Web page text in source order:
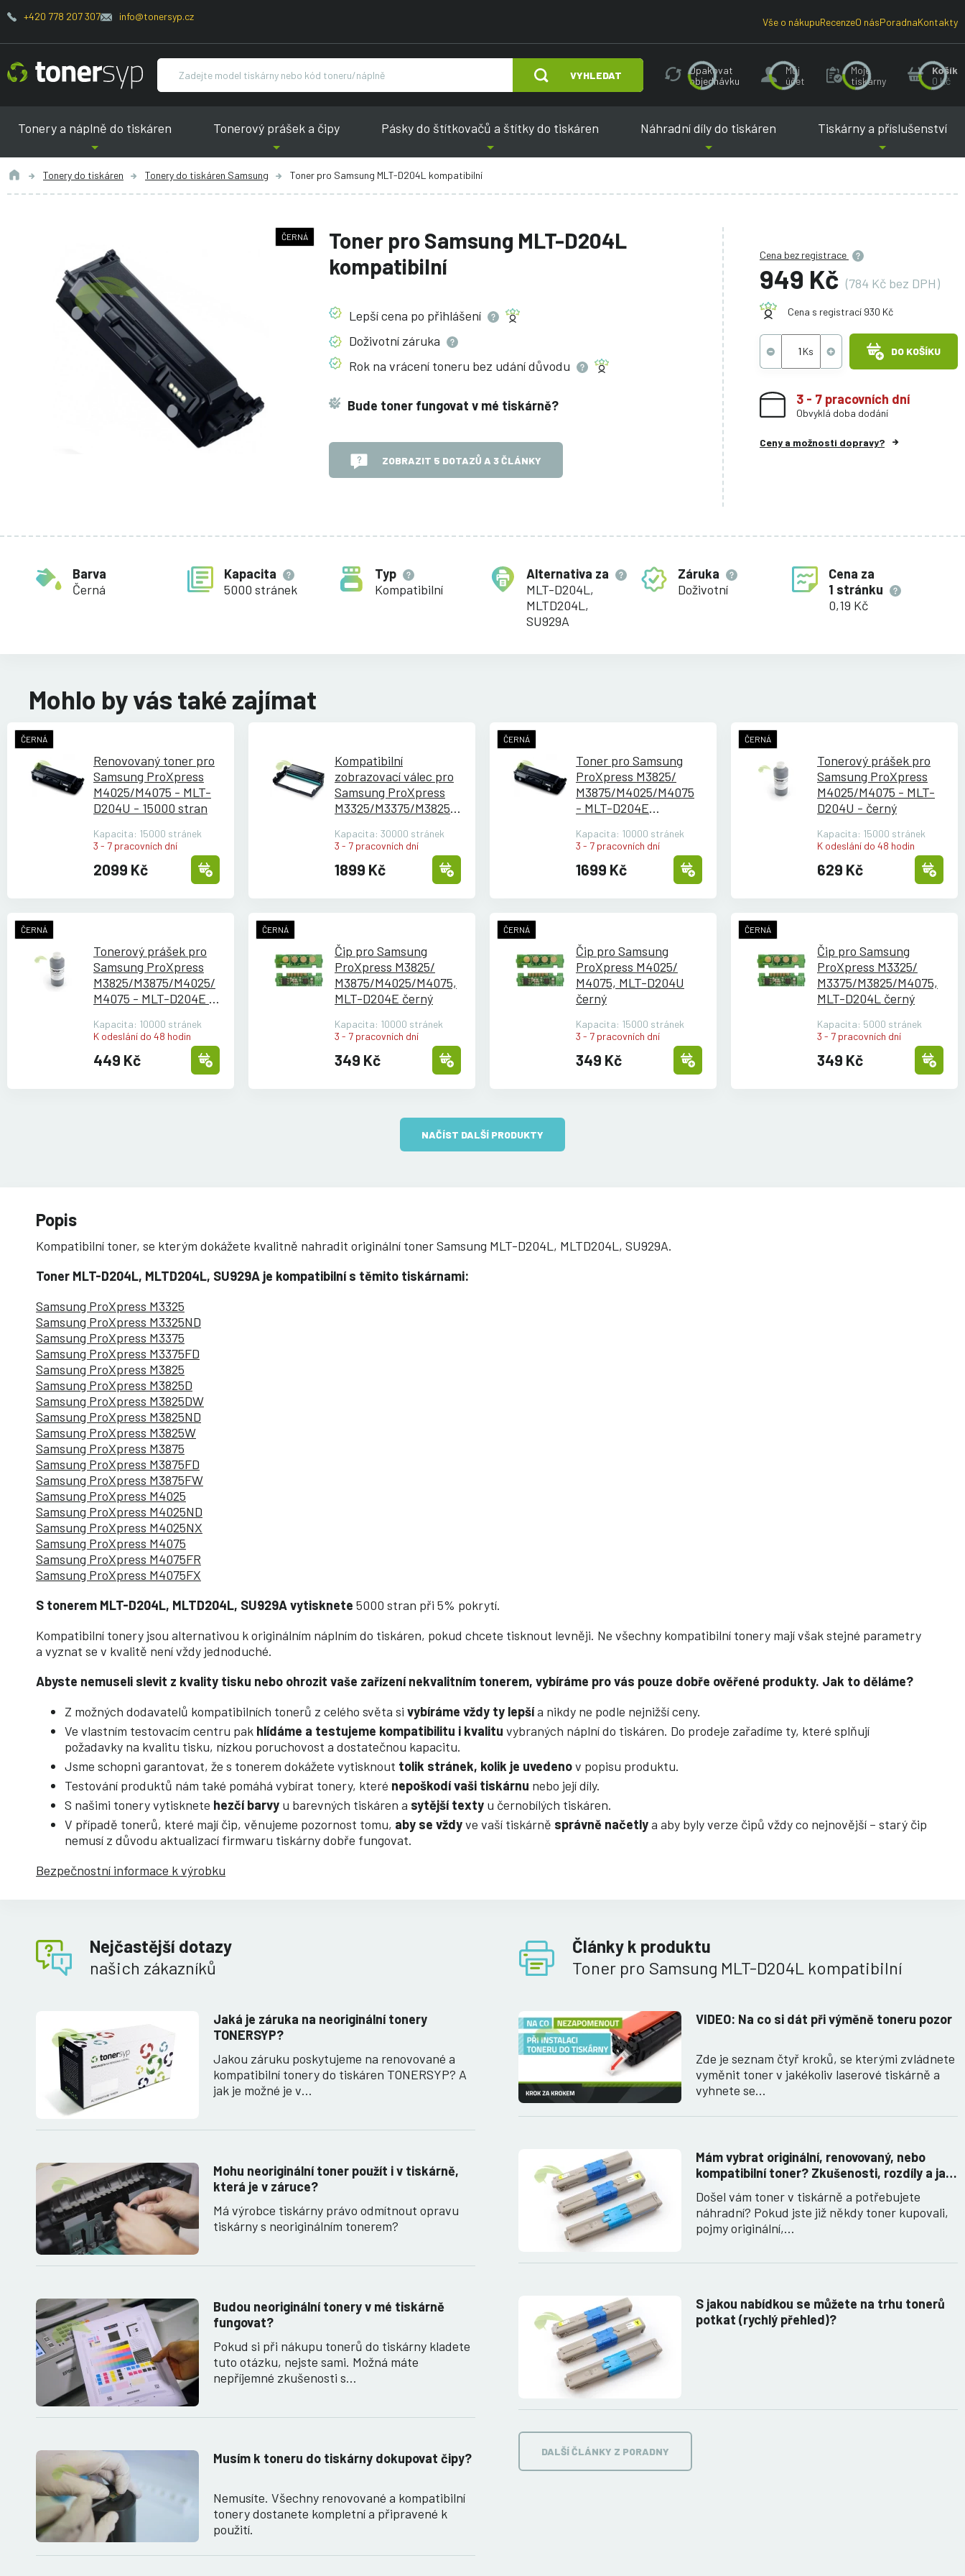
+420 778 207 307 info@tonersyp.cz Vše o nákupuRecenzeO násPoradnaKontakty
VYHLEDAT
Opakovat
objednávku
Můj
účet
Moje
tiskárny
Košík
0 Kč
Tonery a náplně do tiskáren Tonerový prášek a čipy Pásky do štítkovačů a štítky do tiskáren Náhradní díly do tiskáren Tiskárny a příslušenství
Tonery do tiskáren Tonery do tiskáren Samsung Toner pro Samsung MLT-D204L kompatibilní
ČERNÁ
Toner pro Samsung MLT-D204L
kompatibilní
Lepší cena po přihlášení
Doživotní záruka
Rok na vrácení toneru bez udánídůvodu
Bude toner fungovat v mé tiskárně?
ZOBRAZIT 5 DOTAZŮ A 3 ČLÁNKY
Cena bez registrace
949 Kč (784 Kč bez DPH)
Cena s registrací 930 Kč
DO KOŠÍKU
3 - 7 pracovních dní
Obvyklá doba dodání
Ceny a možnosti dopravy?
Barva
Černá
Kapacita
5000 stránek
Typ
Kompatibilní
Alternativa za
MLT-D204L,
MLTD204L,
SU929A
Záruka
Doživotní
Cena za
1 stránku
0,19 Kč
Mohlo by vás také zajímat
ČERNÁ
Renovovaný toner pro
Samsung ProXpress
M4025/M4075 - MLT-
D204U - 15000 stran
Kapacita: 15000 stránek
3 - 7 pracovních dní
2099 Kč
Kompatibilní
zobrazovací válec pro
Samsung ProXpress
M3325/M3375/M3825 -
30000 s
Kapacita: 30000 stránek
3 - 7 pracovních dní
1899 Kč
ČERNÁ
Toner pro Samsung
ProXpress M3825/
M3875/M4025/M4075
- MLT-D204E
Kapacita: 10000 stránek
3 - 7 pracovních dní
1699 Kč
ČERNÁ
Tonerový prášek pro
Samsung ProXpress
M4025/M4075 - MLT-
D204U - černý
Kapacita: 15000 stránek
K odeslání do 48 hodin
629 Kč
ČERNÁ
Tonerový prášek pro
Samsung ProXpress
M3825/M3875/M4025/
M4075 - MLT-D204E -
Kapacita: 10000 stránek
K odeslání do 48 hodin
449 Kč
ČERNÁ
Čip pro Samsung
ProXpress M3825/
M3875/M4025/M4075,
MLT-D204E černý
Kapacita: 10000 stránek
3 - 7 pracovních dní
349 Kč
ČERNÁ
Čip pro Samsung
ProXpress M4025/
M4075, MLT-D204U
černý
Kapacita: 15000 stránek
3 - 7 pracovních dní
349 Kč
ČERNÁ
Čip pro Samsung
ProXpress M3325/
M3375/M3825/M4075,
MLT-D204L černý
Kapacita: 5000 stránek
3 - 7 pracovních dní
349 Kč
NAČÍST DALŠÍ PRODUKTY
Popis
Kompatibilní toner, se kterým dokážete kvalitně nahradit originální toner Samsung MLT-D204L, MLTD204L, SU929A.
Toner MLT-D204L, MLTD204L, SU929A je kompatibilní s těmito tiskárnami:
Samsung ProXpress M3325
Samsung ProXpress M3325ND
Samsung ProXpress M3375
Samsung ProXpress M3375FD
Samsung ProXpress M3825
Samsung ProXpress M3825D
Samsung ProXpress M3825DW
Samsung ProXpress M3825ND
Samsung ProXpress M3825W
Samsung ProXpress M3875
Samsung ProXpress M3875FD
Samsung ProXpress M3875FW
Samsung ProXpress M4025
Samsung ProXpress M4025ND
Samsung ProXpress M4025NX
Samsung ProXpress M4075
Samsung ProXpress M4075FR
Samsung ProXpress M4075FX
S tonerem MLT-D204L, MLTD204L, SU929A vytisknete 5000 stran při 5% pokrytí.
Kompatibilní tonery jsou alternativou k originálním náplním do tiskáren, pokud chcete tisknout levněji. Ne všechny kompatibilní tonery mají však stejné parametry
a vyznat se v kvalitě není vždy jednoduché.
Abyste nemuseli slevit z kvality tisku nebo ohrozit vaše zařízení nekvalitním tonerem, vybíráme pro vás pouze dobře ověřené produkty. Jak to děláme?
Z možných dodavatelů kompatibilních tonerů z celého světa si vybíráme vždy ty lepšía nikdy ne podle nejnižší ceny.
Ve vlastním testovacím centru pak hlídáme a testujeme kompatibilitu i kvalitu vybraných náplní do tiskáren. Do prodeje zařadíme ty, které splňují
požadavky na kvalitu tisku, nízkou poruchovost a dostatečnou kapacitu.
Jsme schopni garantovat, že s tonerem dokážete vytisknout tolik stránek, kolik je uvedenov popisu produktu.
Testování produktů nám také pomáhá vybírat tonery, které nepoškodí vaši tiskárnu nebo její díly.
S našimi tonery vytisknete hezčí barvy u barevných tiskáren a sytější texty u černobílých tiskáren.
V případě tonerů, které mají čip, věnujeme pozornost tomu, aby se vždyve vaší tiskárně správně načetlya aby byly verze čipů vždy co nejnovější – starý čip
nemusí z důvodu aktualizací firmwaru tiskárny dobře fungovat.
Bezpečnostní informace k výrobku
Nejčastější dotazy
našich zákazníků
Články k produktu
Toner pro Samsung MLT-D204L kompatibilní
Jaká je záruka na neoriginální tonery
TONERSYP?
Jakou záruku poskytujeme na renovované a
kompatibilní tonery do tiskáren TONERSYP? A
jak je možné je v…
Mohu neoriginální toner použít i v tiskárně,
která je v záruce?
Má výrobce tiskárny právo odmítnout opravu
tiskárny s neoriginálním tonerem?
Budou neoriginální tonery v mé tiskárně
fungovat?
Pokud si při nákupu tonerů do tiskárny kladete
tuto otázku, nejste sami. Možná máte
nepříjemné zkušenosti s…
Musím k toneru do tiskárny dokupovat čipy?
Nemusíte. Všechny renovované a kompatibilní
tonery dostanete kompletní a připravené k
použití.
VIDEO: Na co si dát při výměně toneru pozor
Zde je seznam čtyř kroků, se kterými zvládnete
vyměnit toner v jakékoliv laserové tiskárně a
vyhnete se…
Mám vybrat originální, renovovaný, nebo
kompatibilní toner? Zkušenosti, rozdíly a jak
jich využít.
Došel vám toner v tiskárně a potřebujete
náhradní? Pokud jste již někdy toner kupovali,
pojmy originální,…
S jakou nabídkou se můžete na trhu tonerů
potkat (rychlý přehled)?
DALŠÍ ČLÁNKY Z PORADNY